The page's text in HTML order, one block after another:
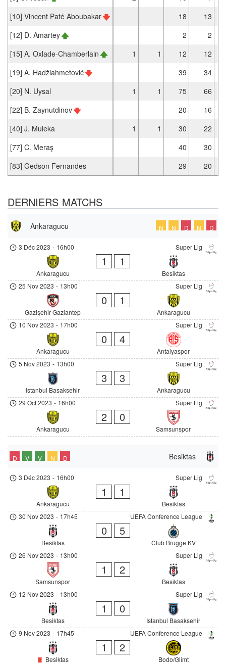
[10] Vincent Paté Aboubakar
18
13
[12] D. Amartey
2
2
[15] A. Oxlade-Chamberlain
1 1 12
12
[19] A. Hadžiahmetović
39
34
[20] N. Uysal
1 1 75
66
[22] B. Zaynutdinov
20
16
[40] J. Muleka
1 1 30
22
[77] C. Meraş
40
30
[83] Gedson Fernandes
29 20
DERNIERS MATCHS
Ankaragucu N N D N D
Super Lig
3 Déc 2023 - 16h00
Ankaragucu
1 1
Besiktas
Super Lig
25 Nov 2023 - 13h00
Gazişehir Gaziantep
0 1
Ankaragucu
Super Lig
10 Nov 2023 - 17h00
Ankaragucu
0 4
Antalyaspor
Super Lig
5 Nov 2023 - 13h00
Istanbul Basaksehir
3 3
Ankaragucu
Super Lig
29 Oct 2023 - 16h00
Ankaragucu
2 0
Samsunspor
Besiktas
D V V N D
Super Lig
3 Déc 2023 - 16h00
Ankaragucu
1 1
Besiktas
UEFA Conference League
30 Nov 2023 - 17h45
Besiktas
0 5
Club Brugge KV
Super Lig
26 Nov 2023 - 13h00
Samsunspor
1 2
Besiktas
Super Lig
12 Nov 2023 - 13h00
Besiktas
1 0
Istanbul Basaksehir
UEFA Conference League
9 Nov 2023 - 17h45
Besiktas
1 2
Bodo/Glimt